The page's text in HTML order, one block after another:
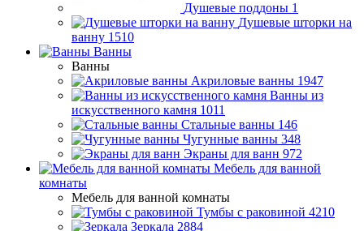
Душевые поддоны 1
Душевые шторки на
ванну 1510
Ванны
Ванны
Акриловые ванны 1947
Ванны из
искусственного камня 1011
Стальные ванны 146
Чугунные ванны 348
Экраны для ванн 972
Мебель для ванной
комнаты
Мебель для ванной комнаты
Тумбы с раковиной 4210
Зеркала 2884